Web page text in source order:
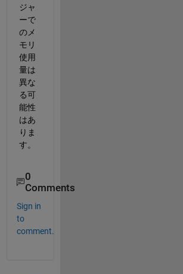
ジャ
ーで
のメ
モリ
使用
量は
異な
る可
能性
はあ
りま
す。
0
Comments
Sign in
to
comment.